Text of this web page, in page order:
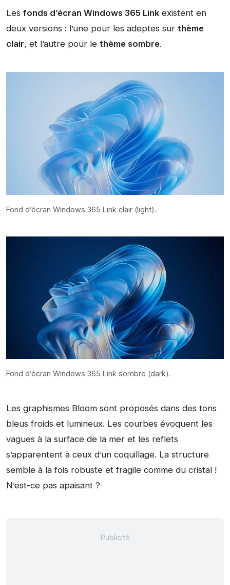
Les fonds d’écran Windows 365 Link existent en
deux versions : l’une pour les adeptes sur thème
clair, et l’autre pour le thème sombre.
Fond d’écran Windows 365 Link clair (light).
Fond d’écran Windows 365 Link sombre (dark).
Les graphismes Bloom sont proposés dans des tons
bleus froids et lumineux. Les courbes évoquent les
vagues à la surface de la mer et les reflets
s’apparentent à ceux d’un coquillage. La structure
semble à la fois robuste et fragile comme du cristal !
N’est-ce pas apaisant ?